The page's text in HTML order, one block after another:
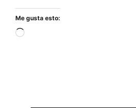
Me gusta esto:
Cargando...